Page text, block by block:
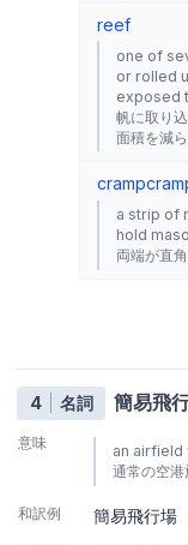
reef
one of
or rolled
exposed
帆に取り
面積を減
cramp
a strip of
hold
両端が直
4 名詞 簡易飛
意味
an airfield
通常の空
和訳例 簡易飛行場